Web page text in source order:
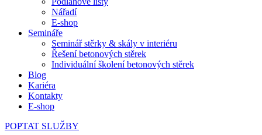
Nářadí
E-shop
Semináře
Seminář stěrky & skály v interiéru
Řešení betonových stěrek
Individuální školení betonových stěrek
Blog
Kariéra
Kontakty
E-shop
POPTAT SLUŽBY